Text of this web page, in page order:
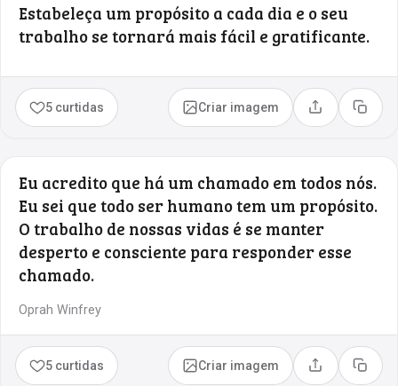
Estabeleça um propósito a cada dia e o seu
trabalho se tornará mais fácil e gratificante.
5 curtidas Criar imagem Compartilhar
Copiar
Eu acredito que há um chamado em todos nós.
Eu sei que todo ser humano tem um propósito.
O trabalho de nossas vidas é se manter
desperto e consciente para responder esse
chamado.
Oprah Winfrey
5 curtidas Criar imagem Compartilhar
Copiar